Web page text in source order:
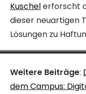
Kuschelerforscht
dieser neuartigen
Lösungen zu
Marc Görlich & Jo
Seite):
Süderelbe AG. Foto:
Foto: Bucerius Law
Weitere Beiträge:
dem Campus: